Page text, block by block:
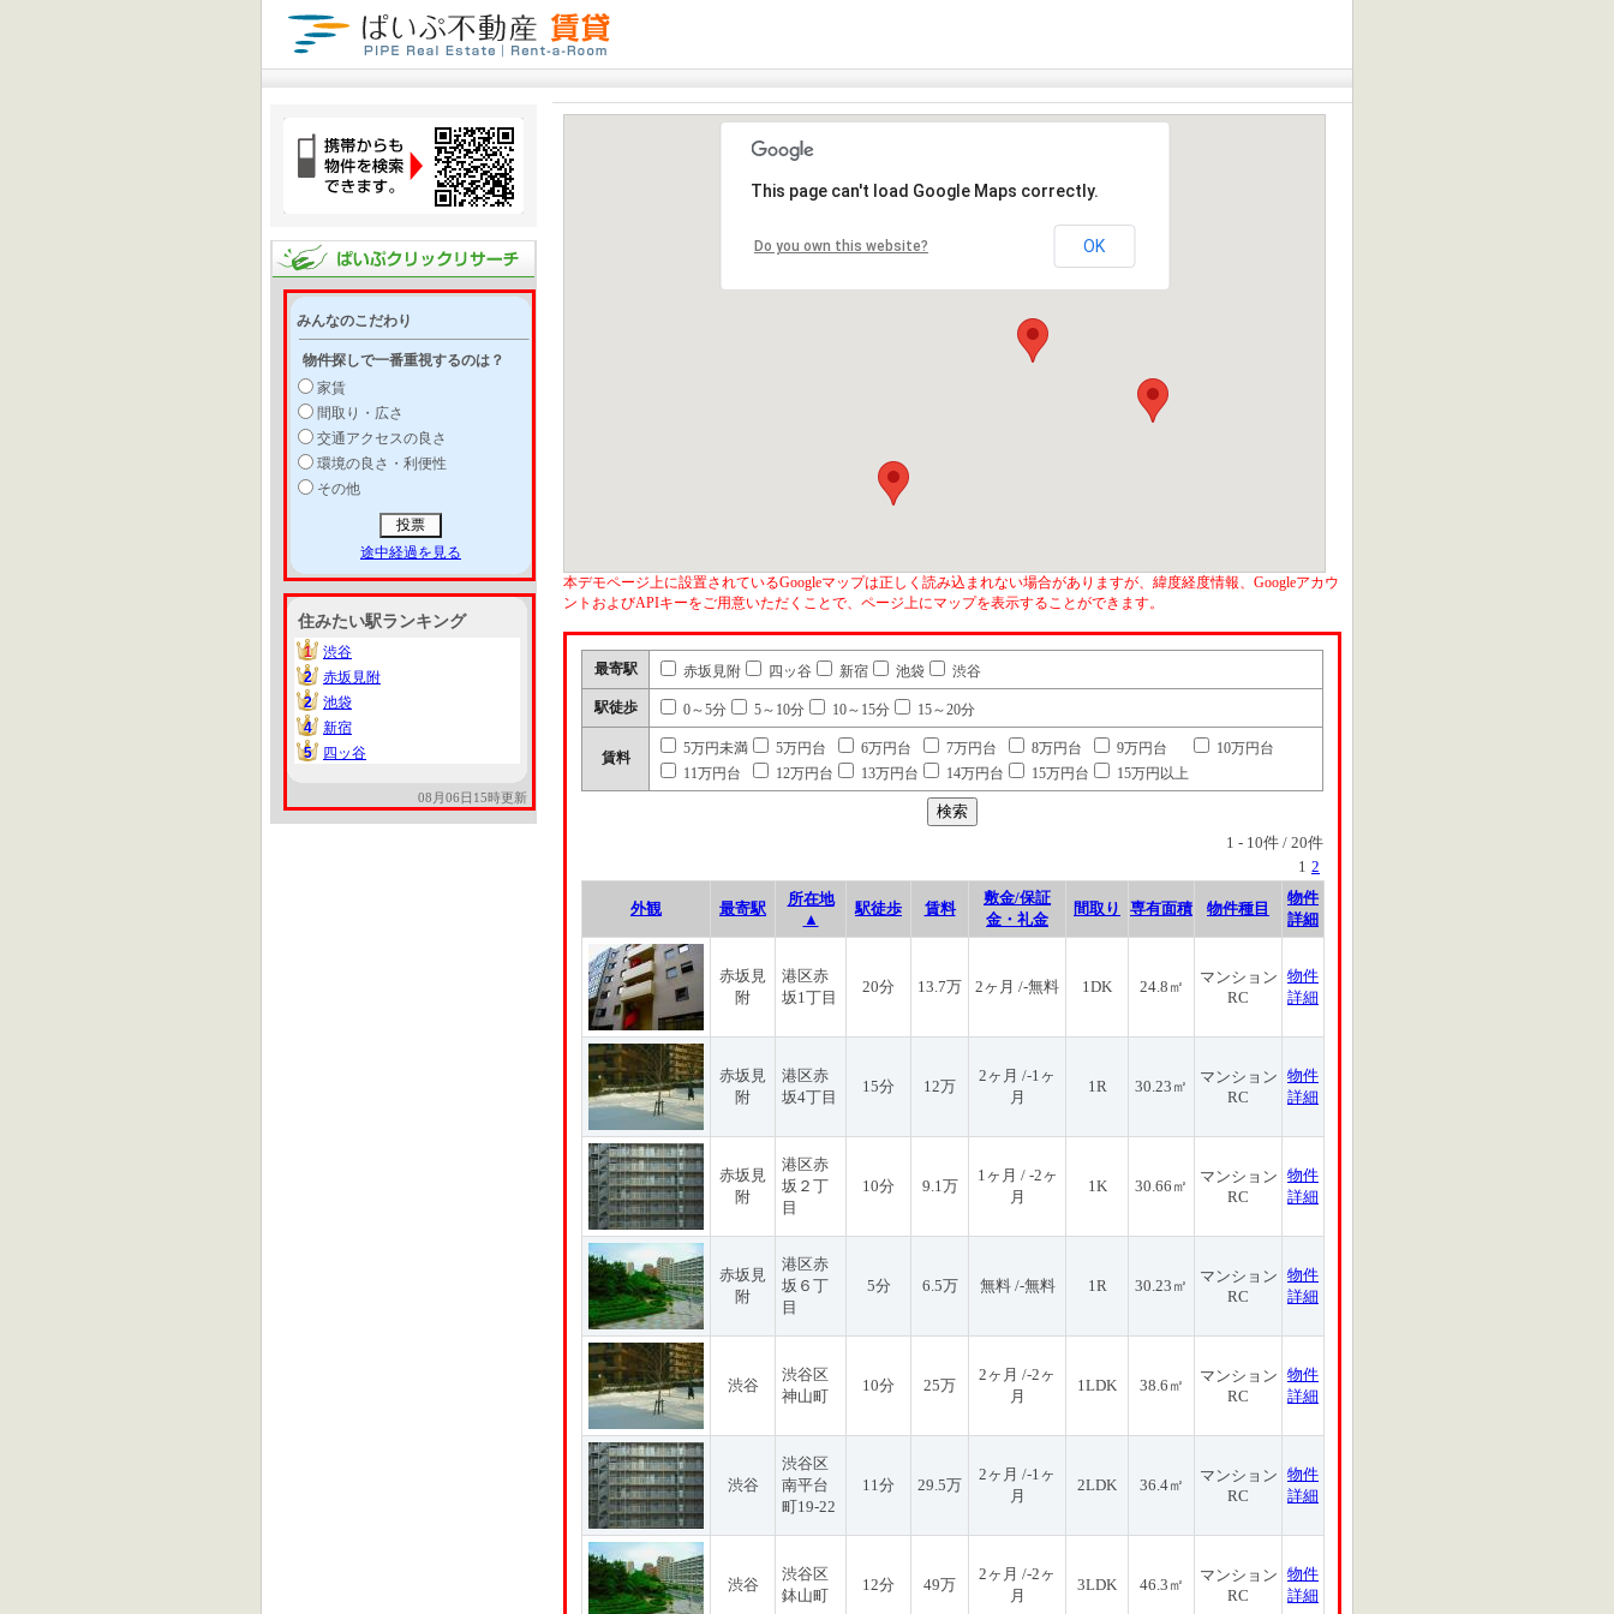
みんなのこだわり
物件探しで一番重視するのは？
家賃
間取り・広さ
交通アクセスの良さ
環境の良さ・利便性
その他
途中経過を見る
住みたい駅ランキング
1
1
渋谷
2
2
赤坂見附
2
2
池袋
4
4
新宿
5
5 四ッ谷
08月06日15時更新
This page can't load Google Maps correctly.
Do you own this website? OK
本デモページ上に設置されているGoogleマップは正しく読み込まれない場合がありますが、緯度経度情報、Googleアカウ
ントおよびAPIキーをご用意いただくことで、ページ上にマップを表示することができます。
最寄駅 赤坂見附 四ッ谷 新宿 池袋 渋谷
駅徒歩 0～5分 5～10分 10～15分 15～20分
賃料
5万円未満 5万円台 6万円台 7万円台 8万円台 9万円台
10万円台
11万円台
12万円台 13万円台 14万円台 15万円台 15万円以上
1 - 10件 / 20件
1 2
外観 最寄駅
所在地
▲
駅徒歩 賃料
敷金/保証
金・礼金
間取り 専有面積 物件種目
物件
詳細
赤坂見
附
港区赤
坂1丁目
20分 13.7万 2ヶ月 /-無料 1DK 24.8㎡
マンション
RC
物件
詳細
赤坂見
附
港区赤
坂4丁目
15分 12万
2ヶ月 /-1ヶ
月
1R 30.23㎡
マンション
RC
物件
詳細
赤坂見
附
港区赤
坂２丁
目
10分 9.1万
1ヶ月 / -2ヶ
月
1K 30.66㎡
マンション
RC
物件
詳細
赤坂見
附
港区赤
坂６丁
目
5分 6.5万 無料 /-無料 1R 30.23㎡
マンション
RC
物件
詳細
渋谷
渋谷区
神山町
10分 25万
2ヶ月 /-2ヶ
月
1LDK 38.6㎡
マンション
RC
物件
詳細
渋谷
渋谷区
南平台
町19-22
11分 29.5万
2ヶ月 /-1ヶ
月
2LDK 36.4㎡
マンション
RC
物件
詳細
渋谷
渋谷区
鉢山町
12分 49万
2ヶ月 /-2ヶ
月
3LDK 46.3㎡
マンション
RC
物件
詳細